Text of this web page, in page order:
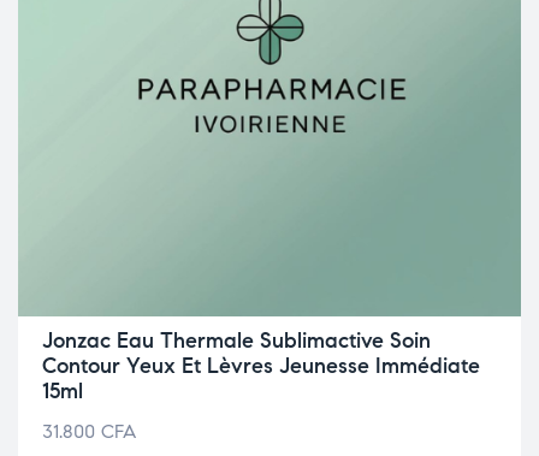
Jonzac Eau Thermale Sublimactive Soin
Contour Yeux Et Lèvres Jeunesse Immédiate
15ml
31.800 CFA